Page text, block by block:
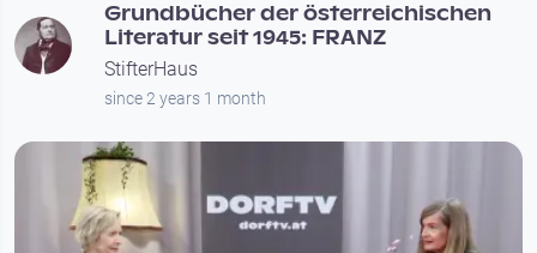
Grundbücher der österreichischen
Literatur seit 1945: FRANZ
StifterHaus
since 2 years 1 month